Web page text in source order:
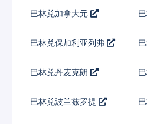
巴林兑加拿大元
巴林兑保加利亚列弗
巴林兑丹麦克朗
巴林兑波兰兹罗提